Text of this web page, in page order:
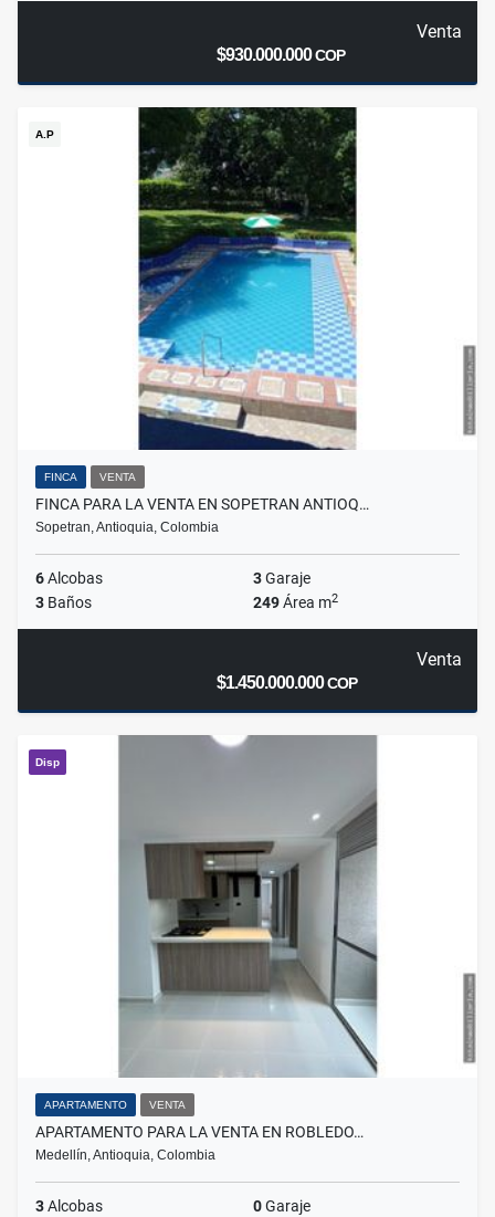
Venta
$930.000.000COP
A.P
FINCA VENTA
FINCA PARA LA VENTA EN SOPETRAN ANTIOQ…
Sopetran, Antioquia, Colombia
6Alcobas 3Garaje
3 Baños 249Área m2
Venta
$1.450.000.000COP
Disp
APARTAMENTO VENTA
APARTAMENTO PARA LA VENTA EN ROBLEDO…
Medellín, Antioquia, Colombia
3Alcobas 0Garaje